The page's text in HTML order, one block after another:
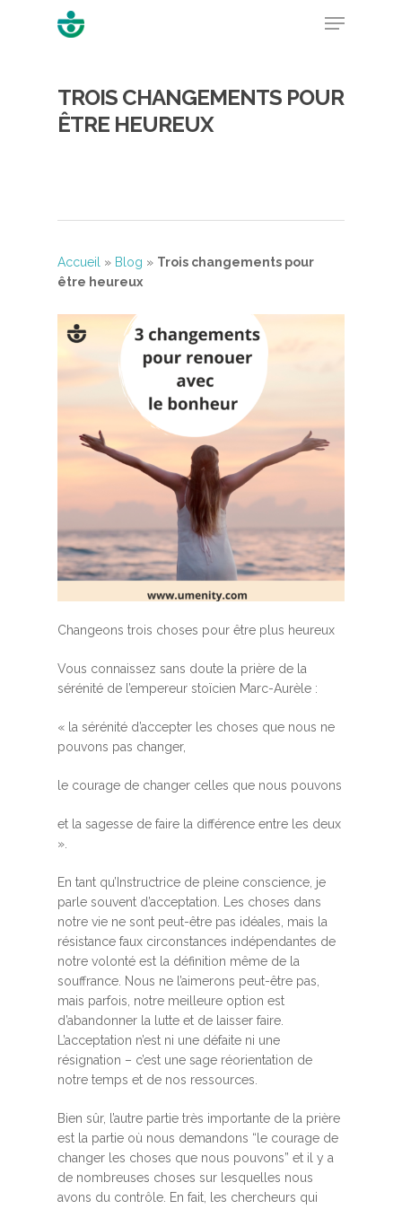
Hit enter to search or ESC to close
TROIS CHANGEMENTS POUR
ÊTRE HEUREUX
Accueil » Blog » Trois changements pour
être heureux
Changeons trois choses pour être plus heureux
Vous connaissez sans doute la prière de la
sérénité de l’empereur stoïcien Marc-Aurèle :
« la sérénité d’accepter les choses que nous ne
pouvons pas changer,
le courage de changer celles que nous pouvons
et la sagesse de faire la différence entre les deux
».
En tant qu’Instructrice de pleine conscience, je
parle souvent d’acceptation. Les choses dans
notre vie ne sont peut-être pas idéales, mais la
résistance faux circonstances indépendantes de
notre volonté est la définition même de la
souffrance. Nous ne l’aimerons peut-être pas,
mais parfois, notre meilleure option est
d’abandonner la lutte et de laisser faire.
L’acceptation n’est ni une défaite ni une
résignation – c’est une sage réorientation de
notre temps et de nos ressources.
Bien sûr, l’autre partie très importante de la prière
est la partie où nous demandons “le courage de
changer les choses que nous pouvons” et il y a
de nombreuses choses sur lesquelles nous
avons du contrôle. En fait, les chercheurs qui